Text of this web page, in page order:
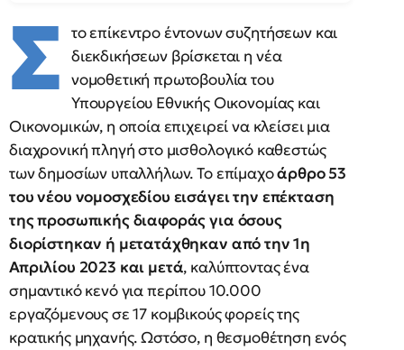
Σ το επίκεντρο έντονων συζητήσεων και
διεκδικήσεων βρίσκεται η νέα
νομοθετική πρωτοβουλία του
Υπουργείου Εθνικής Οικονομίας και
Οικονομικών, η οποία επιχειρεί να κλείσει μια
διαχρονική πληγή στο μισθολογικό καθεστώς
των δημοσίων υπαλλήλων. Το επίμαχοάρθρο 53
του νέου νομοσχεδίου εισάγει την επέκταση
της προσωπικής διαφοράς για όσους
διορίστηκαν ή μετατάχθηκαν από την 1η
Απριλίου 2023 και μετά, καλύπτοντας ένα
σημαντικό κενό για περίπου 10.000
εργαζόμενους σε 17 κομβικούς φορείς της
κρατικής μηχανής. Ωστόσο, η θεσμοθέτηση ενός